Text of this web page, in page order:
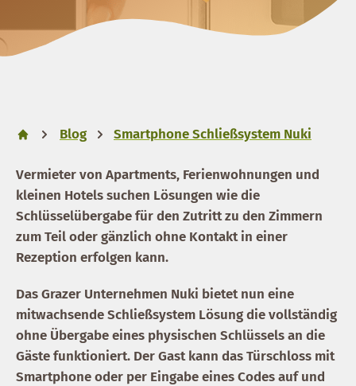
Blog Smartphone Schließsystem Nuki
Vermieter von Apartments, Ferienwohnungen und
kleinen Hotels suchen Lösungen wie die
Schlüsselübergabe für den Zutritt zu den Zimmern
zum Teil oder gänzlich ohne Kontakt in einer
Rezeption erfolgen kann.
Das Grazer Unternehmen Nuki bietet nun eine
mitwachsende Schließsystem Lösung die vollständig
ohne Übergabe eines physischen Schlüssels an die
Gäste funktioniert. Der Gast kann das Türschloss mit
Smartphone oder per Eingabe eines Codes auf und